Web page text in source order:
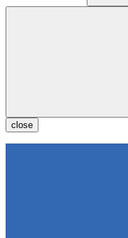
close